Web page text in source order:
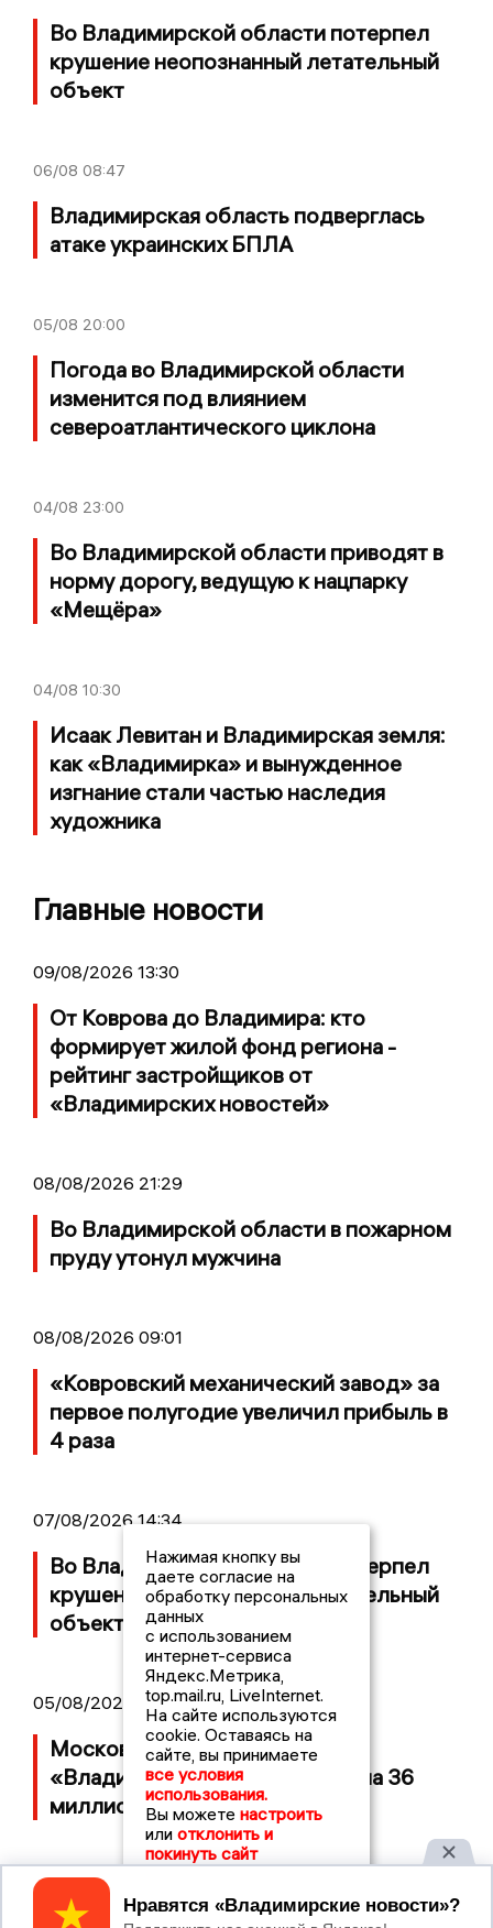
Во Владимирской области потерпел
крушение неопознанный летательный
объект
06/08 08:47
Владимирская область подверглась
атаке украинских БПЛА
05/08 20:00
Погода во Владимирской области
изменится под влиянием
североатлантического циклона
04/08 23:00
Во Владимирской области приводят в
норму дорогу, ведущую к нацпарку
«Мещёра»
04/08 10:30
Исаак Левитан и Владимирская земля:
как «Владимирка» и вынужденное
изгнание стали частью наследия
художника
Главные новости
09/08/2026 13:30
От Коврова до Владимира: кто
формирует жилой фонд региона -
рейтинг застройщиков от
«Владимирских новостей»
08/08/2026 21:29
Во Владимирской области в пожарном
пруду утонул мужчина
08/08/2026 09:01
«Ковровский механический завод» за
первое полугодие увеличил прибыль в
4 раза
07/08/2026 14:34
Во Владимирской области потерпел
крушение неопознанный летательный
объект
05/08/2026 08:30
Московский ЧОП подал иск к
«Владимирскому стандарту» на 36
миллионов рублей
Нажимая кнопку вы
даете согласие на
обработку персональных
данных
с использованием
интернет-сервиса
Яндекс.Метрика,
top.mail.ru, LiveInternet.
На сайте используются
cookie. Оставаясь на
сайте, вы принимаете
все условия
использования.
Вы можете настроить
или отклонить и
покинуть сайт
Принять